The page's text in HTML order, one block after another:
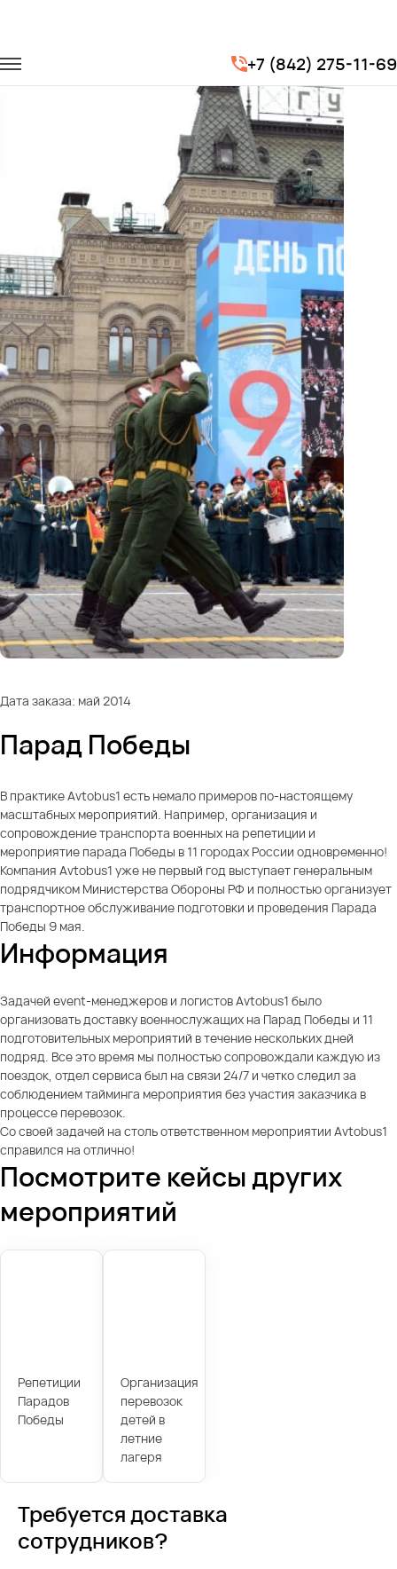
+7 (842) 275-11-69
Транспорт для госучреждений
Парад Победы
Дата заказа: май 2014
Парад Победы
В практике Avtobus1 есть немало примеров по-настоящему
масштабных мероприятий. Например, организация и
сопровождение транспорта военных на репетиции и
мероприятие парада Победы в 11 городах России одновременно!
Компания Аvtobus1 уже не первый год выступает генеральным
подрядчиком Министерства Обороны РФ и полностью организует
транспортное обслуживание подготовки и проведения Парада
Победы 9 мая.
Информация
Задачей event-менеджеров и логистов Avtobus1 было
организовать доставку военнослужащих на Парад Победы и 11
подготовительных мероприятий в течение нескольких дней
подряд. Все это время мы полностью сопровождали каждую из
поездок, отдел сервиса был на связи 24/7 и четко следил за
соблюдением тайминга мероприятия без участия заказчика в
процессе перевозок.
Со своей задачей на столь ответственном мероприятии Avtobus1
справился на отлично!
Посмотрите кейсы других
мероприятий
Репетиции
Парадов
Победы
Организация
перевозок
детей в
летние
лагеря
Требуется доставка
сотрудников?